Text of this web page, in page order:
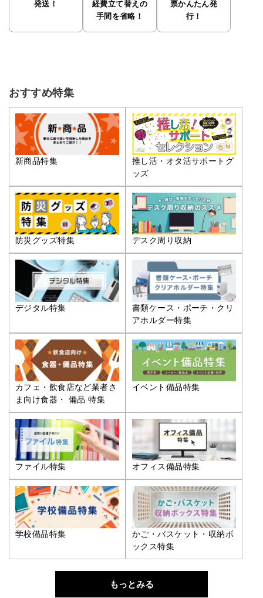
発送！
経費立て替えの
手間を省略！
票かんたん発
行！
おすすめ特集
新商品特集
推し活・オタ活サポートグ
ッズ
防災グッズ特集 デスク周り収納
デジタル特集
書類ケース・ポーチ・クリ
アホルダー特集
カフェ・飲食店など業者さ
ま向け食器・ 備品 特集
イベント備品特集
ファイル特集 オフィス備品特集
学校備品特集
かご・バスケット・収納ボ
ックス特集
もっとみる